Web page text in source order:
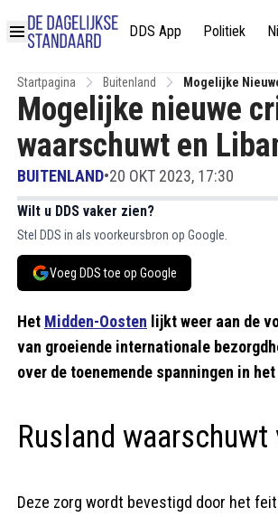
DDS App Politiek
Startpagina Buitenland Mogelijke
Mogelijke nieuwe
waarschuwt en
BUITENLAND•20 OKT 2023, 17:30
Wilt u DDS vaker zien?
Stel DDS in als voorkeursbron op Google.
Voeg DDS toe op Google
Het Midden-Oosten lijkt weer aan de
van groeiende internationale
over de toenemende spanningen in
Rusland
Deze zorg wordt bevestigd door het